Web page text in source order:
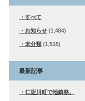
すべて
お知らせ(1,484)
未分類 (1,515)
最新記事
仁淀川町で地鎮祭。